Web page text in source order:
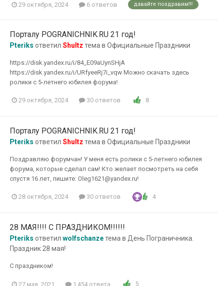
29 октября, 2024 6 ответов давайте поздравим!!!
Порталу POGRANICHNIK.RU 21 год!
Pteriks ответил Shultz тема в Официальные Праздники
https://disk.yandex.ru/i/84_E09aUynSHjA
https://disk.yandex.ru/i/URfyeeRj7i_vqw Можно скачать здесь
ролики с 5-летнего юбилея форума!
29 октября, 2024 30 ответов 8
Порталу POGRANICHNIK.RU 21 год!
Pteriks ответил Shultz тема в Официальные Праздники
Поздравляю форумчан! У меня есть ролики с 5-летнего юбилея
форума, которые сделал сам! Кто желает посмотреть на себя
спустя 16 лет, пишите: Oleg1621@yandex.ru!
28 октября, 2024 30 ответов 4
28 МАЯ!!!! С ПРАЗДНИКОМ!!!!!!
Pteriks ответил wolfschanzeтема в День Пограничника.
Праздник 28 мая!
С праздником!
27 мая, 2021 1 454 ответа 5